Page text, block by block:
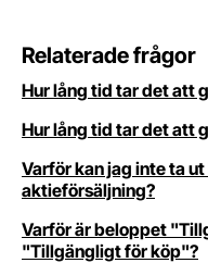
Relaterade frågor
Hur lång tid tar det att
Hur lång tid tar det att
Varför kan jag inte ta
aktieförsäljning?
Varför är beloppet
"Tillgängligt för köp"?